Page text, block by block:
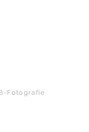
Fotografie